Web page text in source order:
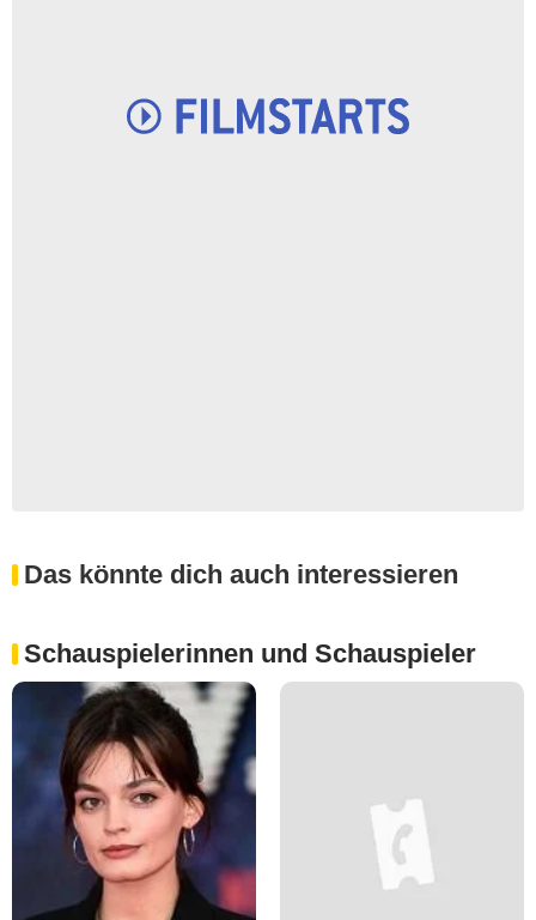
Das könnte dich auch interessieren
Schauspielerinnen und Schauspieler